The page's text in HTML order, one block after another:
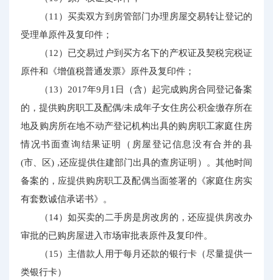
（11）买卖双方到房管部门办理房屋交易转让登记的
受理单原件及复印件；
（12）已交易过户到买方名下的产权证及契税完税证
原件和《增值税普通发票》原件及复印件；
（13）2017年9月1日（含）起完成购房合同登记备案
的，提供购房职工及配偶/未成年子女住房公积金缴存所在
地及购房所在地不动产登记机构出具的购房职工家庭住房
情况书面查询结果证明（房屋登记信息没有合并的县
(市、区) ,还应提供住建部门出具的查房证明）。其他时间
备案的，应提供购房职工及配偶当面签署的《家庭住房实
有套数诚信承诺书》。
（14）如买卖的二手房是房改房的，还应提供房改办
审批的已购房屋进入市场审批表原件及复印件。
（15）主借款人用于每月还款的银行卡（尽量提供一
类银行卡）